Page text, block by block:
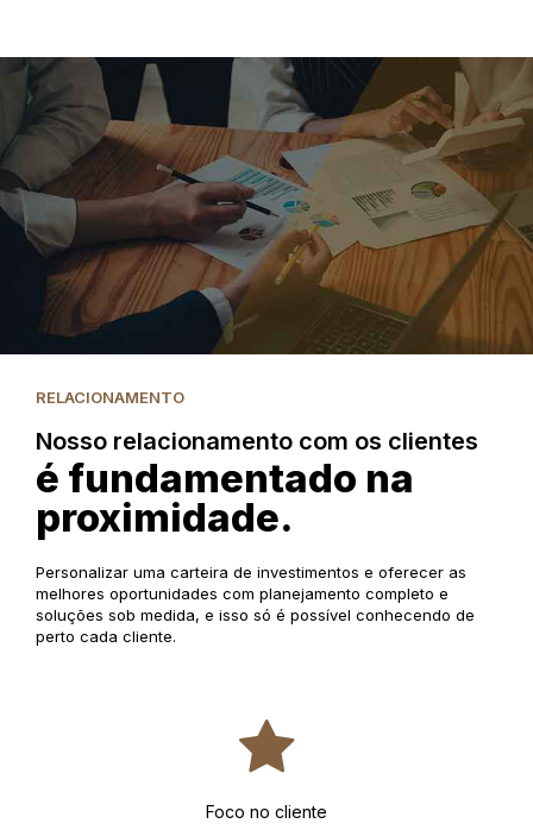
RELACIONAMENTO
Nosso relacionamento com os clientes
é fundamentado na
proximidade.
Personalizar uma carteira de investimentos e oferecer as
melhores oportunidades com planejamento completo e
soluções sob medida, e isso só é possível conhecendo de
perto cada cliente.
Foco no cliente